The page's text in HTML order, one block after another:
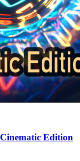
Edition